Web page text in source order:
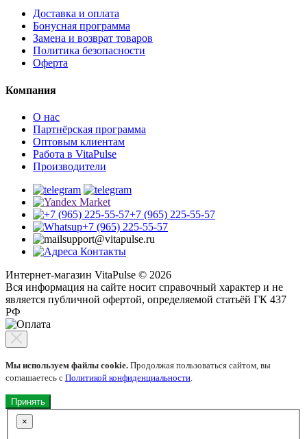
Доставка и оплата
Бонусная программа
Замена и возврат товаров
Политика безопасности
Оферта
Компания
О нас
Партнёрская программа
Оптовым клиентам
Работа в VitaPulse
Производители
+7 (965) 225-55-57
+7 (965) 225-55-57
support@vitapulse.ru
Контакты
Интернет-магазин VitaPulse © 2026
Вся информация на сайте носит справочный характер и не
является публичной офертой, определяемой статьёй ГК 437
РФ
Мы используем файлы cookie. Продолжая пользоваться сайтом, вы
соглашаетесь с Политикой конфиденциальности
Принять
×